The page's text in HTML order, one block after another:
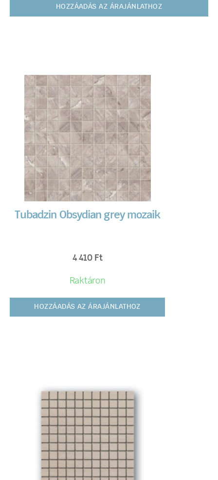
HOZZÁADÁS AZ ÁRAJÁNLATHOZ
Tubadzin Obsydian grey mozaik
4 410 Ft
Raktáron
HOZZÁADÁS AZ ÁRAJÁNLATHOZ